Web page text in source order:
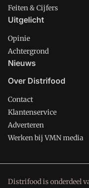
Feiten & Cijfers
Uitgelicht
Opinie
Achtergrond
Nieuws
Over Distrifood
Contact
Klantenservice
Adverteren
Werken bij VMN media
Distrifood is onderdeel